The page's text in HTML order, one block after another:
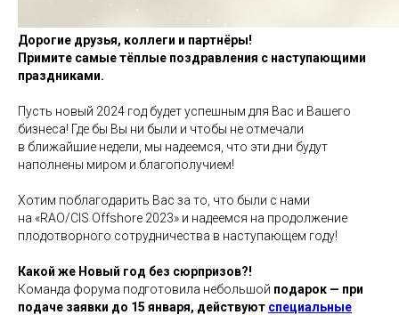
Дорогие друзья, коллеги и партнёры!
Примите самые тёплые поздравления с наступающими
праздниками.
Пусть новый 2024 год будет успешным для Вас и Вашего
бизнеса! Где бы Вы ни были и чтобы не отмечали
в ближайшие недели, мы надеемся, что эти дни будут
наполнены миром и благополучием!
Хотим поблагодарить Вас за то, что были с нами
на «RAO/CIS Offshore 2023» и надеемся на продолжение
плодотворного сотрудничества в наступающем году!
Какой же Новый год без сюрпризов?!
Команда форума подготовила небольшой подарок — при
подаче заявки до 15 января, действуют специальные